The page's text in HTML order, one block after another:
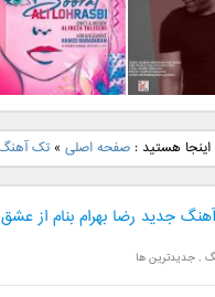
جدید رضا
بنام نگار
دانلود آهنگ جدید
لهراسبی بنام صورت
هستید :صفحه اصلی »تک
آهنگ جدید رضا بهرام بنام از
,جدیدترین ها